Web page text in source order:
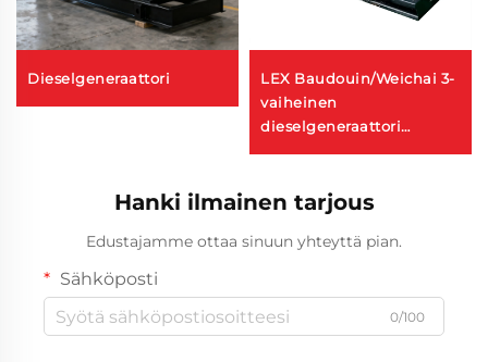
Dieselgeneraattori
LEX Baudouin/Weichai 3-
vaiheinen
dieselgeneraattori
dieselgeneraattorijoukko
Hanki ilmainen tarjous
Edustajamme ottaa sinuun yhteyttä pian.
Sähköposti
0/100